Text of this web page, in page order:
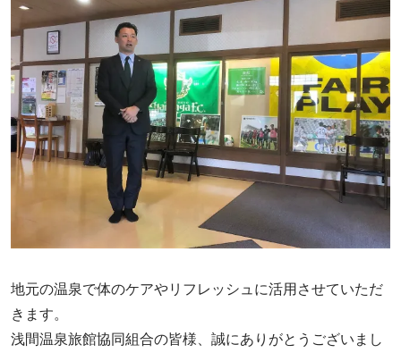
地元の温泉で体のケアやリフレッシュに活用させていただ
きます。
浅間温泉旅館協同組合の皆様、誠にありがとうございまし